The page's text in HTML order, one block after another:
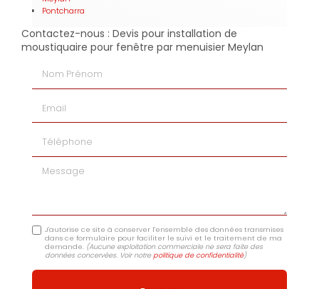
Pontcharra
Contactez-nous : Devis pour installation de
moustiquaire pour fenêtre par menuisier Meylan
Message
J'autorise ce site à conserver l'ensemble des données transmises
dans ce formulaire pour faciliter le suivi et le traitement de ma
demande. (Aucune exploitation commerciale ne sera faite des
données concervées. Voir notrepolitique de confidentialité)